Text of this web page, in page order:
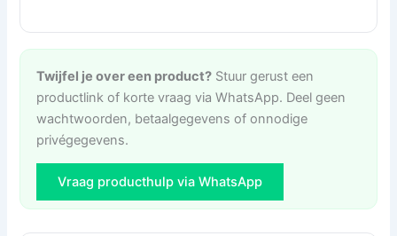
Twijfel je over een product? Stuur gerust een
productlink of korte vraag via WhatsApp. Deel geen
wachtwoorden, betaalgegevens of onnodige
privégegevens.
Vraag producthulp via WhatsApp